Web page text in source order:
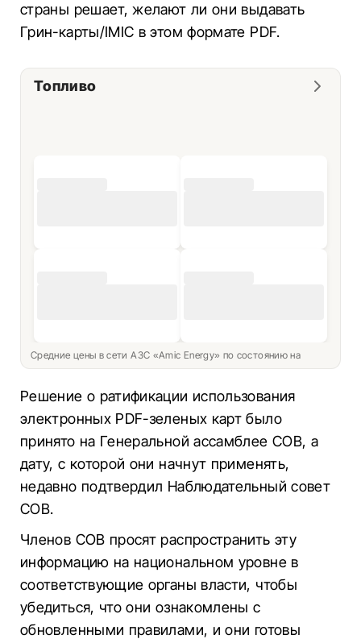
страны решает, желают ли они выдавать
Грин-карты/IMIC в этом формате PDF.
Топливо
Средние цены в сети АЗС «Amic Energy» по состоянию на
Решение о ратификации использования
электронных PDF-зеленых карт было
принято на Генеральной ассамблее COB, а
дату, с которой они начнут применять,
недавно подтвердил Наблюдательный совет
COB.
Членов COB просят распространить эту
информацию на национальном уровне в
соответствующие органы власти, чтобы
убедиться, что они ознакомлены с
обновленными правилами, и они готовы